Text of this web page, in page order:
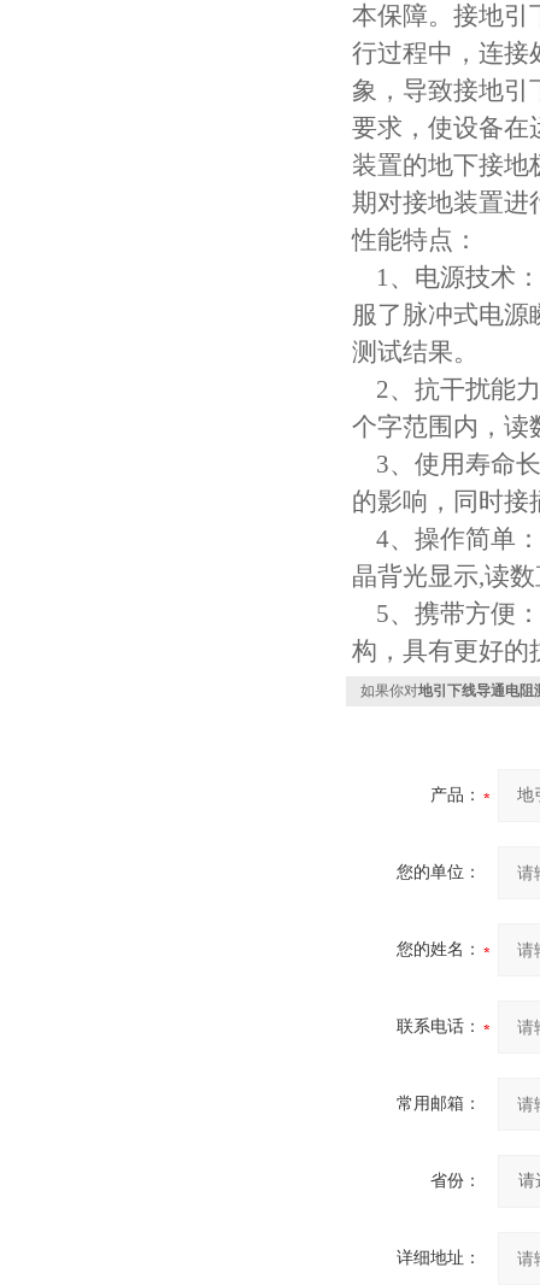
本保障。接地引
行过程中，连接
象，导致接地引
要求，使设备在
装置的地下接地
期对接地装置进
性能特点：
1、电源技术
服了脉冲式电
测试结果。
2、抗干扰能
个字范围内，读
3、使用寿命
的影响，同时接
4、操作简单
晶背光显示,读
5、携带方便
构，具有更好的
如果你对地引下线导通电阻
产品：
您的单位：
您的姓名：
联系电话：
常用邮箱：
省份：
详细地址：